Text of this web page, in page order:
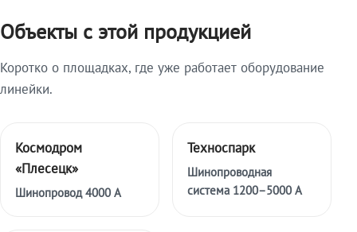
Объекты с этой продукцией
Коротко о площадках, где уже работает оборудование
линейки.
Космодром
«Плесецк»
Шинопровод 4000 А
Техноспарк
Шинопроводная
система 1200–5000 А